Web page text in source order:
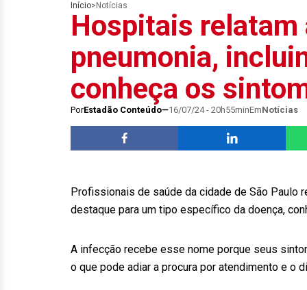
Início> Notícias
Hospitais relatam
pneumonia,
conheça os
PorEstadão Conteúdo 16/07/24 - 20h55minEmNotícias
Profissionais de saúde da cidade de São Paulo
destaque para um tipo específico da doença,
A infecção recebe esse nome porque seus
o que pode adiar a procura por atendimento e o